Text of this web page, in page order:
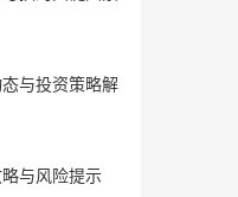
与投资策略解
与风险提示